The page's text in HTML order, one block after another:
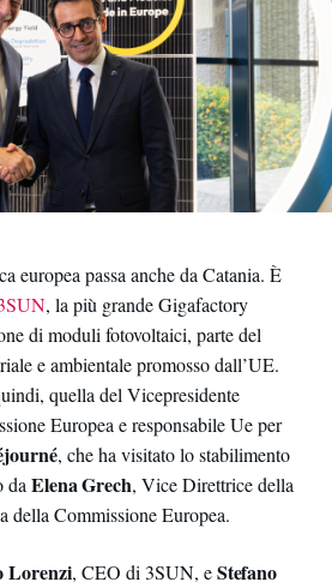
europea passa anche da Catania. È
, la più grande Gigafactory
di moduli fotovoltaici, parte del
e ambientale promosso dall’UE.
quella del Vicepresidente
Europea e responsabile Ue per
, che ha visitato lo stabilimento
da Elena Grech, Vice Direttrice della
della Commissione Europea.
Lorenzi, CEO di 3SUN, eStefano